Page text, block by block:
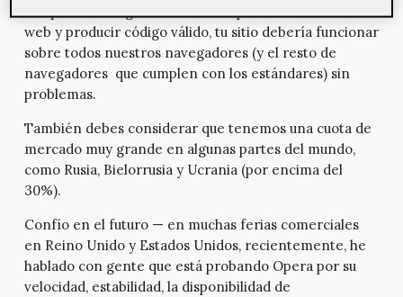
web y producir código válido, tu sitio debería funcionar
sobre todos nuestros navegadores (y el resto de
navegadores que cumplen con los estándares) sin
problemas.
También debes considerar que tenemos una cuota de
mercado muy grande en algunas partes del mundo,
como Rusia, Bielorrusia y Ucrania (por encima del
30%).
Confío en el futuro — en muchas ferias comerciales
en Reino Unido y Estados Unidos, recientemente, he
hablado con gente que está probando Opera por su
velocidad, estabilidad, la disponibilidad de